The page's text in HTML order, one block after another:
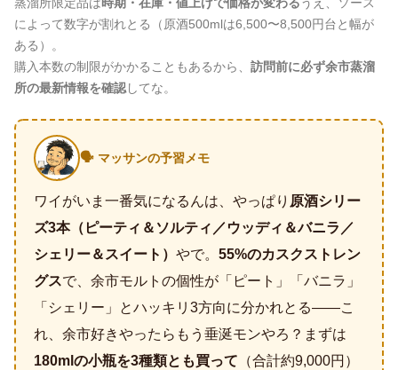
蒸溜所限定品は時期・在庫・値上げで価格が変わる うえ、ソース
によって数字が割れとる（原酒500mlは6,500〜8,500円台と幅が
ある）。
購入本数の制限がかかることもあるから、 訪問前に必ず余市蒸溜
所の最新情報を確認してな。
🗣️ マッサンの予習メモ
ワイがいま一番気になるんは、やっぱり 原酒シリー
ズ3本（ピーティ＆ソルティ／ウッディ＆バニラ／
シェリー＆スイート） やで。 55%のカスクストレン
グスで、余市モルトの個性が「ピート」「バニラ」
「シェリー」とハッキリ3方向に分かれとる——こ
れ、余市好きやったらもう垂涎モンやろ？まずは
180mlの小瓶を3種類とも買って （合計約9,000円）